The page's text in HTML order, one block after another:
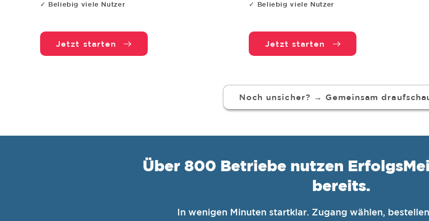
✓ Beliebig viele Nutzer
Jetzt starten
✓ Beliebig viele Nutzer
Jetzt starten
Noch unsicher? → Gemeinsam
Über 800 Betriebe nutzen
bereits.
In wenigen Minuten startklar. Zugang wählen,